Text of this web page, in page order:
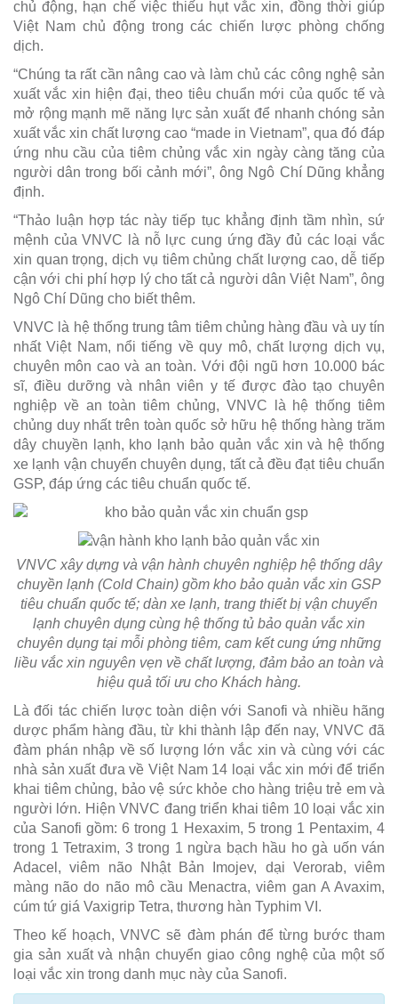
chủ động, hạn chế việc thiếu hụt vắc xin, đồng thời giúp
Việt Nam chủ động trong các chiến lược phòng chống
dịch.
“Chúng ta rất cần nâng cao và làm chủ các công nghệ sản
xuất vắc xin hiện đại, theo tiêu chuẩn mới của quốc tế và
mở rộng mạnh mẽ năng lực sản xuất để nhanh chóng sản
xuất vắc xin chất lượng cao “made in Vietnam”, qua đó đáp
ứng nhu cầu của tiêm chủng vắc xin ngày càng tăng của
người dân trong bối cảnh mới”, ông Ngô Chí Dũng khẳng
định.
“Thảo luận hợp tác này tiếp tục khẳng định tầm nhìn, sứ
mệnh của VNVC là nỗ lực cung ứng đầy đủ các loại vắc
xin quan trọng, dịch vụ tiêm chủng chất lượng cao, dễ tiếp
cận với chi phí hợp lý cho tất cả người dân Việt Nam”, ông
Ngô Chí Dũng cho biết thêm.
VNVC là hệ thống trung tâm tiêm chủng hàng đầu và uy tín
nhất Việt Nam, nổi tiếng về quy mô, chất lượng dịch vụ,
chuyên môn cao và an toàn. Với đội ngũ hơn 10.000 bác
sĩ, điều dưỡng và nhân viên y tế được đào tạo chuyên
nghiệp về an toàn tiêm chủng, VNVC là hệ thống tiêm
chủng duy nhất trên toàn quốc sở hữu hệ thống hàng trăm
dây chuyền lạnh, kho lạnh bảo quản vắc xin và hệ thống
xe lạnh vận chuyển chuyên dụng, tất cả đều đạt tiêu chuẩn
GSP, đáp ứng các tiêu chuẩn quốc tế.
VNVC xây dựng và vận hành chuyên nghiệp hệ thống dây
chuyền lạnh (Cold Chain) gồm kho bảo quản vắc xin GSP
tiêu chuẩn quốc tế; dàn xe lạnh, trang thiết bị vận chuyển
lạnh chuyên dụng cùng hệ thống tủ bảo quản vắc xin
chuyên dụng tại mỗi phòng tiêm, cam kết cung ứng những
liều vắc xin nguyên vẹn về chất lượng, đảm bảo an toàn và
hiệu quả tối ưu cho Khách hàng.
Là đối tác chiến lược toàn diện với Sanofi và nhiều hãng
dược phẩm hàng đầu, từ khi thành lập đến nay, VNVC đã
đàm phán nhập về số lượng lớn vắc xin và cùng với các
nhà sản xuất đưa về Việt Nam 14 loại vắc xin mới để triển
khai tiêm chủng, bảo vệ sức khỏe cho hàng triệu trẻ em và
người lớn. Hiện VNVC đang triển khai tiêm 10 loại vắc xin
của Sanofi gồm: 6 trong 1 Hexaxim, 5 trong 1 Pentaxim, 4
trong 1 Tetraxim, 3 trong 1 ngừa bạch hầu ho gà uốn ván
Adacel, viêm não Nhật Bản Imojev, dại Verorab, viêm
màng não do não mô cầu Menactra, viêm gan A Avaxim,
cúm tứ giá Vaxigrip Tetra, thương hàn Typhim VI.
Theo kế hoạch, VNVC sẽ đàm phán để từng bước tham
gia sản xuất và nhận chuyển giao công nghệ của một số
loại vắc xin trong danh mục này của Sanofi.